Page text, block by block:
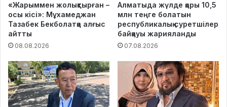
«Жарыммен жолықтырған –
осы кісі»: Мұхамеджан
Тазабек Бекболатқа алғыс
айтты
08.08.2026
Алматыда жүлде қоры 10,5
млн теңге болатын
республикалық суретшілер
байқауы жарияланды
07.08.2026